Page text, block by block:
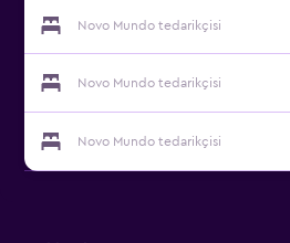
Novo Mundo tedarikçisi
Novo Mundo tedarikçisi
Novo Mundo tedarikçisi